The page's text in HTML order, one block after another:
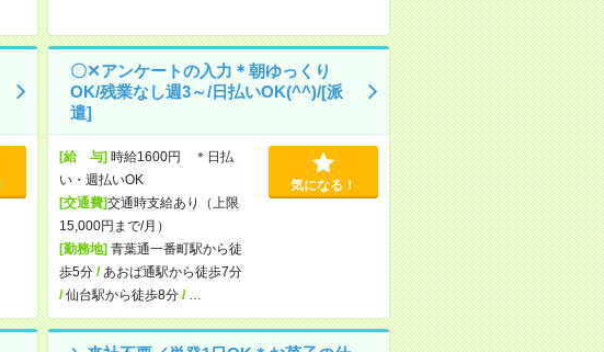
〇✕アンケートの入力＊朝ゆっくり
OK/残業なし週3～/日払いOK(^^)/[派
遣]
[給 与]時給1600円 ＊日払
い・週払いOK
[交通費]交通時支給あり（上限
15,000円まで/月）
[勤務地]青葉通一番町駅から徒
歩5分/ あおば通駅から徒歩7分
/仙台駅から徒歩8分/
気になる！